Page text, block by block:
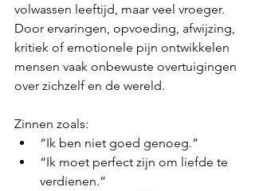
volwassen leeftijd, maar veel vroeger.
Door ervaringen, opvoeding, afwijzing,
kritiek of emotionele pijn ontwikkelen
mensen vaak onbewuste overtuigingen
over zichzelf en de wereld.
Zinnen zoals:
“Ik ben niet goed genoeg.”
“Ik moet perfect zijn om liefde te
verdienen.”